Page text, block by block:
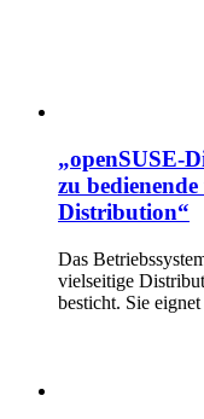
„openSUSE-
zu
Distribution“
Das
vielseitige
besticht. Sie